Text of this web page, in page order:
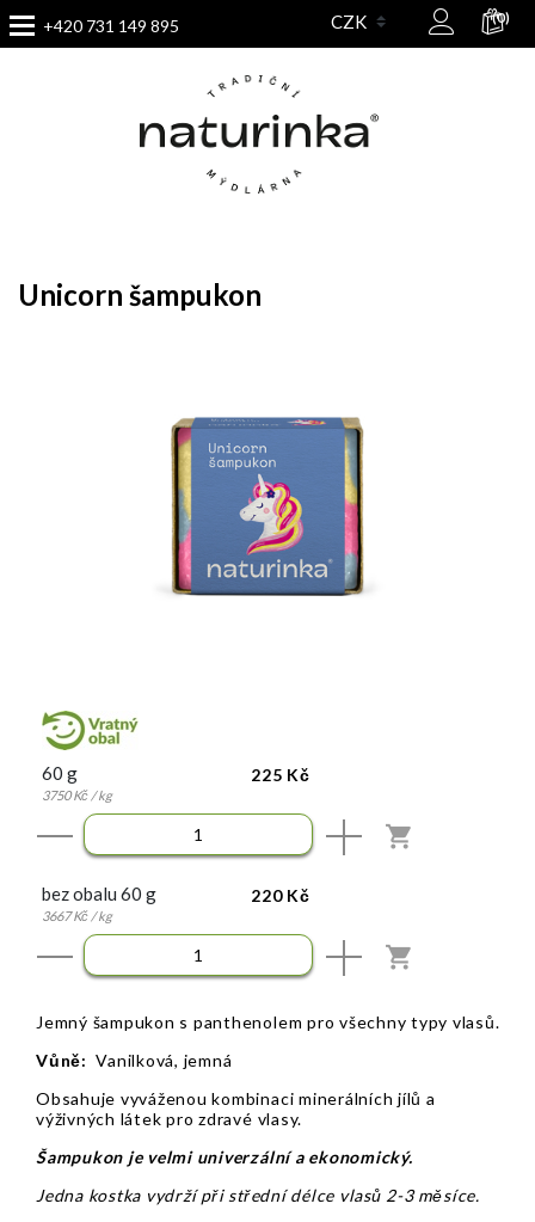
+420 731 149 895 (0)
Unicorn šampukon
60 g
3750 Kč / kg
225 Kč
bez obalu 60 g
3667 Kč / kg
220 Kč
Jemný šampukon s panthenolem pro všechny typy vlasů.
Vůně:Vanilková, jemná
Obsahuje vyváženou kombinaci minerálních jílů a
výživných látek pro zdravé vlasy.
Šampukon je velmi univerzální a ekonomický.
Jedna kostka vydrží při střední délce vlasů 2-3 měsíce.